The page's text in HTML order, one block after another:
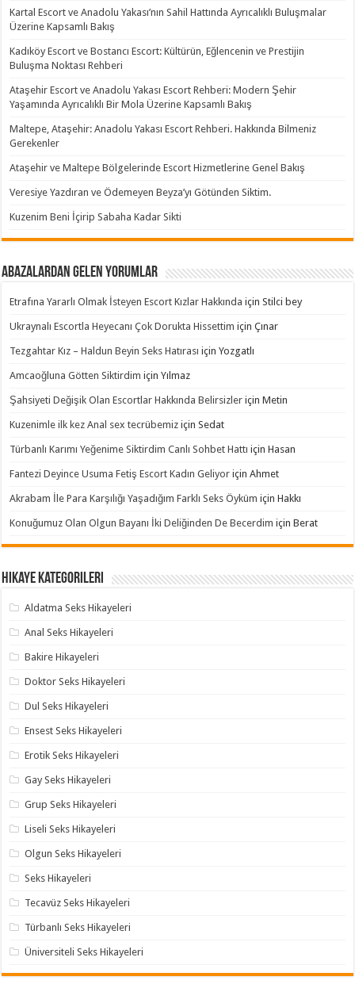
Kartal Escort ve Anadolu Yakası’nın Sahil Hattında Ayrıcalıklı Buluşmalar
Üzerine Kapsamlı Bakış
Kadıköy Escort ve Bostancı Escort: Kültürün, Eğlencenin ve Prestijin
Buluşma Noktası Rehberi
Ataşehir Escort ve Anadolu Yakası Escort Rehberi: Modern Şehir
Yaşamında Ayrıcalıklı Bir Mola Üzerine Kapsamlı Bakış
Maltepe, Ataşehir: Anadolu Yakası Escort Rehberi. Hakkında Bilmeniz
Gerekenler
Ataşehir ve Maltepe Bölgelerinde Escort Hizmetlerine Genel Bakış
Veresiye Yazdıran ve Ödemeyen Beyza’yı Götünden Siktim.
Kuzenim Beni İçirip Sabaha Kadar Sikti
Abazalardan Gelen Yorumlar
Etrafına Yararlı Olmak İsteyen Escort Kızlar Hakkında içinStilci bey
Ukraynalı Escortla Heyecanı Çok Dorukta Hissettim içinÇınar
Tezgahtar Kız – Haldun Beyin Seks Hatırası içinYozgatlı
Amcaoğluna Götten Siktirdim içinYılmaz
Şahsiyeti Değişik Olan Escortlar Hakkında Belirsizler içinMetin
Kuzenimle ilk kez Anal sex tecrübemiz içinSedat
Türbanlı Karımı Yeğenime Siktirdim Canlı Sohbet Hattı içinHasan
Fantezi Deyince Usuma Fetiş Escort Kadın Geliyor içinAhmet
Akrabam İle Para Karşılığı Yaşadığım Farklı Seks Öyküm içinHakkı
Konuğumuz Olan Olgun Bayanı İki Deliğinden De Becerdim içinBerat
Hikaye Kategorileri
Aldatma Seks Hikayeleri
Anal Seks Hikayeleri
Bakire Hikayeleri
Doktor Seks Hikayeleri
Dul Seks Hikayeleri
Ensest Seks Hikayeleri
Erotik Seks Hikayeleri
Gay Seks Hikayeleri
Grup Seks Hikayeleri
Liseli Seks Hikayeleri
Olgun Seks Hikayeleri
Seks Hikayeleri
Tecavüz Seks Hikayeleri
Türbanlı Seks Hikayeleri
Üniversiteli Seks Hikayeleri